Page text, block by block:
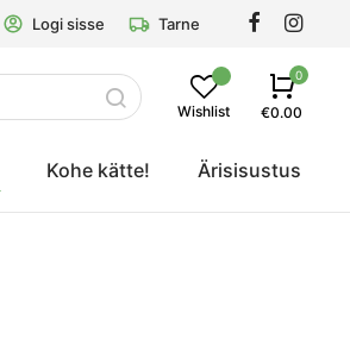
Logi sisse Tarne
Wishlist
0
€0.00
Kohe kätte! Ärisisustus